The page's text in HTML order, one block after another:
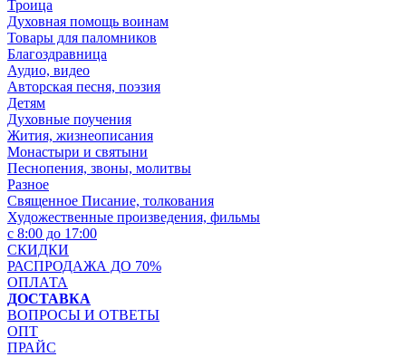
Троица
Духовная помощь воинам
Товары для паломников
Благоздравница
Аудио, видео
Авторская песня, поэзия
Детям
Духовные поучения
Жития, жизнеописания
Монастыри и святыни
Песнопения, звоны, молитвы
Разное
Священное Писание, толкования
Художественные произведения, фильмы
с 8:00 до 17:00
СКИДКИ
РАСПРОДАЖА ДО 70%
ОПЛАТА
ДОСТАВКА
ВОПРОСЫ И ОТВЕТЫ
ОПТ
ПРАЙС